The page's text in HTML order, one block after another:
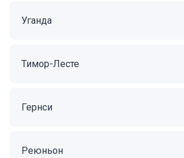
Уганда
Тимор-Лесте
Гернси
Реюньон